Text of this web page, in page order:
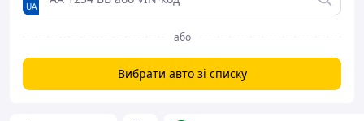
UA
або
Вибрати авто зі списку